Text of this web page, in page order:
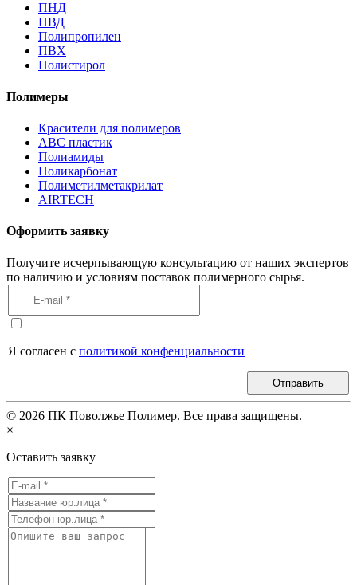
ПНД
ПВД
Полипропилен
ПВХ
Полистирол
Полимеры
Красители для полимеров
АВС пластик
Полиамиды
Поликарбонат
Полиметилметакрилат
AIRTECH
Оформить заявку
Получите исчерпывающую консультацию от наших экспертов
по наличию и условиям поставок полимерного сырья.
Я согласен с политикой конфенциальности
Отправить
© 2026 ПК Поволжье Полимер. Все права защищены.
×
Оставить заявку